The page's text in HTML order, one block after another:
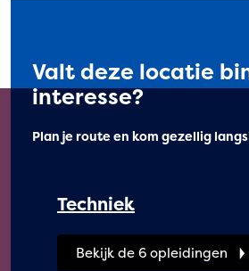
Valt deze locatie
interesse?
Plan je route en kom gezellig
Techniek
Bekijk de 6 opleidingen